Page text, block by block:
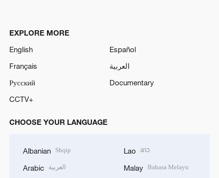
EXPLORE MORE
English
Español
Français
العربية
Русский
Documentary
CCTV+
CHOOSE YOUR LANGUAGE
Albanian Shqip
Arabic العربية
Lao ລາວ
Malay Bahasa Melayu